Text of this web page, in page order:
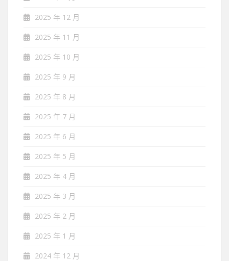
2025 年 12 月
2025 年 11 月
2025 年 10 月
2025 年 9 月
2025 年 8 月
2025 年 7 月
2025 年 6 月
2025 年 5 月
2025 年 4 月
2025 年 3 月
2025 年 2 月
2025 年 1 月
2024 年 12 月